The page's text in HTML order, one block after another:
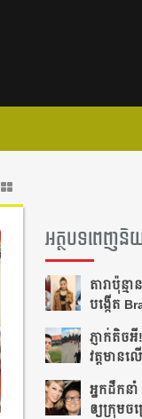
អត្ថបទពេញនិ
តារា​ប៉ុន្ម
បង្កើត
ភ្ញាក់តិច
វត្តមាន​ល
អ្នក​ដឹក​ន
ឲ្យ​ក្រុម​ច